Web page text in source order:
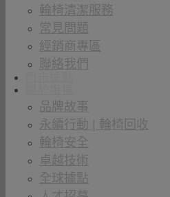
輪椅清潔服務
常見問題
經銷商專區
聯絡我們
品牌故事
永續行動 | 輪椅回收
輪椅安全
卓越技術
全球據點